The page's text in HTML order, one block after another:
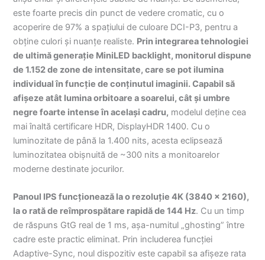
este foarte precis din punct de vedere cromatic, cu o
acoperire de 97% a spațiului de culoare DCI-P3, pentru a
obține culori și nuanțe realiste. Prin integrarea tehnologiei
de ultimă generație MiniLED backlight, monitorul dispune
de 1.152 de zone de intensitate, care se pot ilumina
individual în funcție de conținutul imaginii. Capabil să
afișeze atât lumina orbitoare a soarelui, cât și umbre
negre foarte intense în același cadru, modelul deține cea
mai înaltă certificare HDR, DisplayHDR 1400. Cu o
luminozitate de până la 1.400 nits, acesta eclipsează
luminozitatea obișnuită de ~300 nits a monitoarelor
moderne destinate jocurilor.
Panoul IPS funcționează la o rezoluție 4K (3840 x 2160),
la o rată de reîmprospătare rapidă de 144 Hz. Cu un timp
de răspuns GtG real de 1 ms, așa-numitul „ghosting” între
cadre este practic eliminat. Prin includerea funcției
Adaptive-Sync, noul dispozitiv este capabil sa afișeze rata